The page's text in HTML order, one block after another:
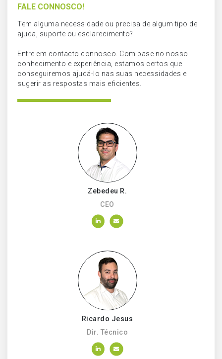
FALE CONNOSCO!
Tem alguma necessidade ou precisa de algum tipo de
ajuda, suporte ou esclarecimento?
Entre em contacto connosco. Com base no nosso
conhecimento e experiência, estamos certos que
conseguiremos ajudá-lo nas suas necessidades e
sugerir as respostas mais eficientes.
Zebedeu R.
CEO
Ricardo Jesus
Dir. Técnico